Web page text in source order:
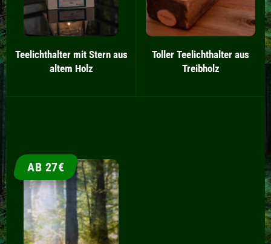
Teelichthalter mit Stern aus
altem Holz
Toller Teelichthalter aus
Treibholz
AB 27€